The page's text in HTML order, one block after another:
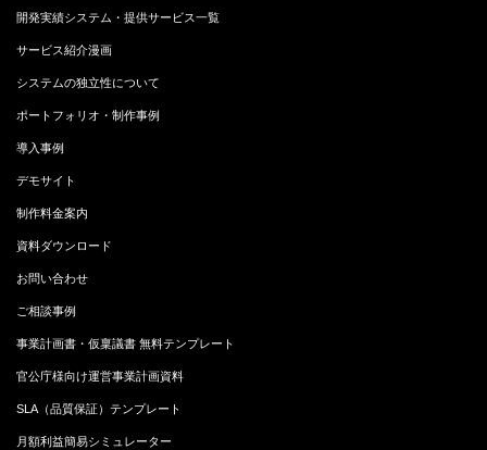
開発実績システム・提供サービス一覧
サービス紹介漫画
システムの独立性について
ポートフォリオ・制作事例
導入事例
デモサイト
制作料金案内
資料ダウンロード
お問い合わせ
ご相談事例
事業計画書・仮稟議書 無料テンプレート
官公庁様向け運営事業計画資料
SLA（品質保証）テンプレート
月額利益簡易シミュレーター